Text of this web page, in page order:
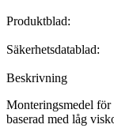
Produktblad:
Säkerhetsdatablad:
Beskrivning
Monteringsmedel
baserad med låg